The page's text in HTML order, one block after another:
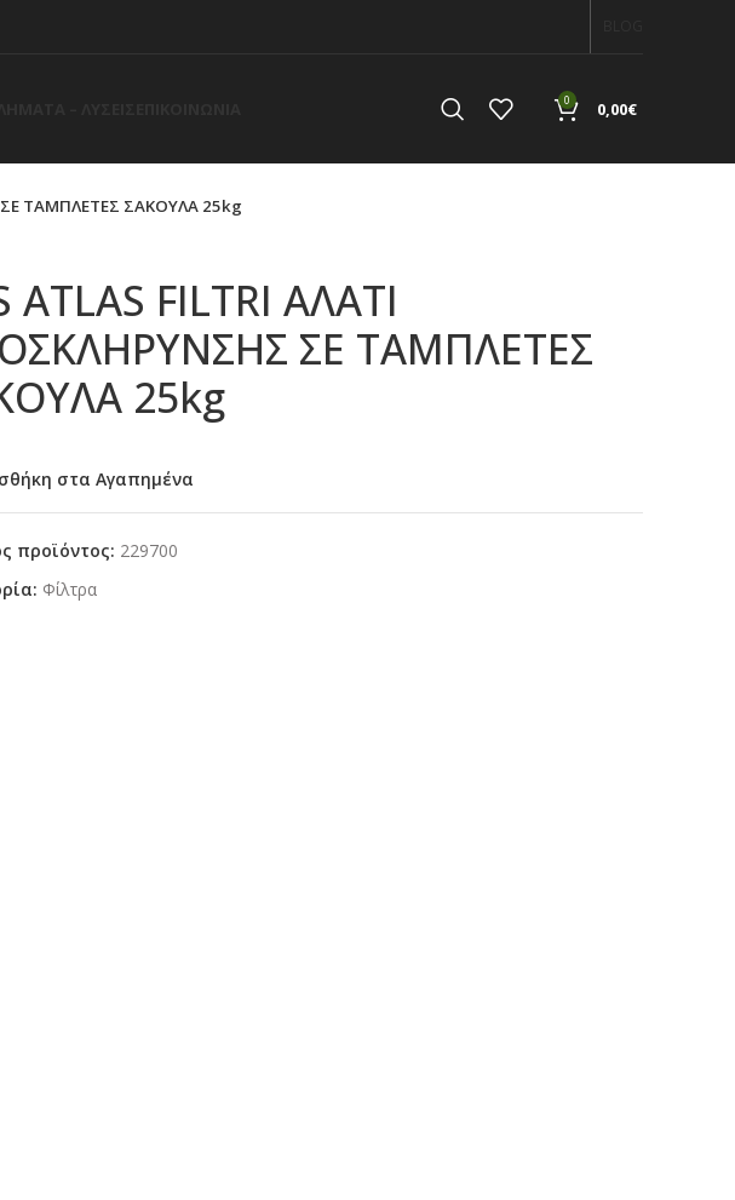
0 0,00€
ΣΕ ΤΑΜΠΛΕΤΕΣ ΣΑΚΟΥΛΑ 25kg
ATLAS FILTRI ΑΛΑΤΙ
ΣΕ ΤΑΜΠΛΕΤΕΣ
25kg
στα Αγαπημένα
προϊόντος: 229700
Φίλτρα